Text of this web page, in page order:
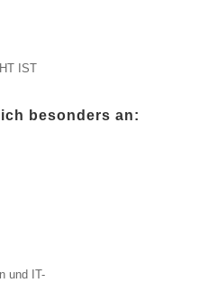
IST
besonders an:
und IT-